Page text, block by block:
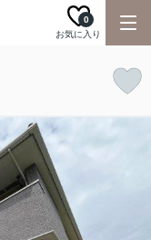
お気に入り
0